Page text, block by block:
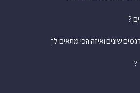
?
שונים ואיזה הכי מתאים לך
?